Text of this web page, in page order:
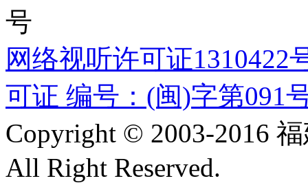
号
网络视听许可证1310422
可证 编号：(闽)字第091
Copyright © 2003-2016
All Right Reserved.